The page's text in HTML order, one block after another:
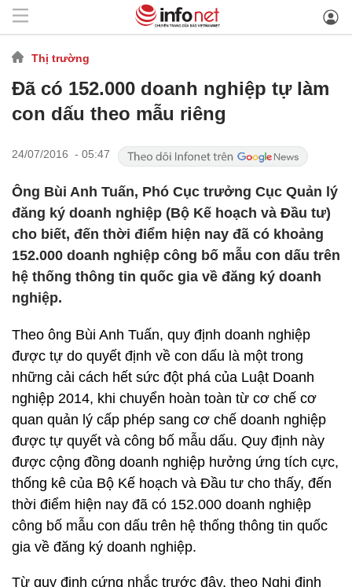
Thị trường
Đã có 152.000 doanh nghiệp tự làm
con dấu theo mẫu riêng
24/07/2016 - 05:47
Ông Bùi Anh Tuấn, Phó Cục trưởng Cục Quản lý
đăng ký doanh nghiệp (Bộ Kế hoạch và Đầu tư)
cho biết, đến thời điểm hiện nay đã có khoảng
152.000 doanh nghiệp công bố mẫu con dấu trên
hệ thống thông tin quốc gia về đăng ký doanh
nghiệp.
Theo ông Bùi Anh Tuấn, quy định doanh nghiệp
được tự do quyết định về con dấu là một trong
những cải cách hết sức đột phá của Luật Doanh
nghiệp 2014, khi chuyển hoàn toàn từ cơ chế cơ
quan quản lý cấp phép sang cơ chế doanh nghiệp
được tự quyết và công bố mẫu dấu. Quy định này
được cộng đồng doanh nghiệp hưởng ứng tích cực,
thống kê của Bộ Kế hoạch và Đầu tư cho thấy, đến
thời điểm hiện nay đã có 152.000 doanh nghiệp
công bố mẫu con dấu trên hệ thống thông tin quốc
gia về đăng ký doanh nghiệp.
Từ quy định cứng nhắc trước đây, theo Nghị định